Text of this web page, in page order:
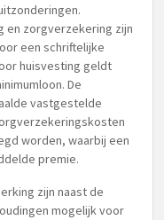
en zorgverzekering zijn
een schriftelijke
huisvesting geldt
De
vastgestelde
worden, waarbij een
premie.
zijn naast de
mogelijk voor